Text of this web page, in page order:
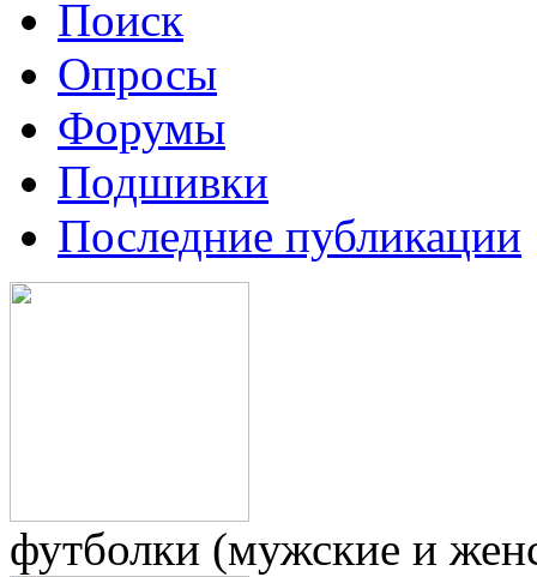
Поиск
Опросы
Форумы
Подшивки
Последние публикации
футболки (мужские и